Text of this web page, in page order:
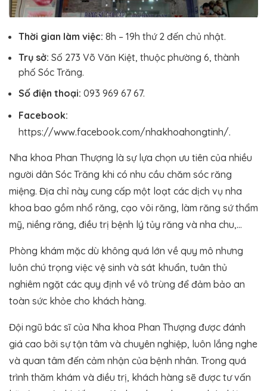
Thời gian làm việc: 8h – 19h thứ 2 đến chủ nhật.
Trụ sở: Số 273 Võ Văn Kiệt, thuộc phường 6, thành
phố Sóc Trăng.
Số điện thoại: 093 969 67 67.
Facebook:
https://www.facebook.com/nhakhoahongtinh/.
Nha khoa Phan Thượng là sự lựa chọn ưu tiên của nhiều
người dân Sóc Trăng khi có nhu cầu chăm sóc răng
miệng. Địa chỉ này cung cấp một loạt các dịch vụ nha
khoa bao gồm nhổ răng, cạo vôi răng, làm răng sứ thẩm
mỹ, niềng răng, điều trị bệnh lý tủy răng và nha chu,…
Phòng khám mặc dù không quá lớn về quy mô nhưng
luôn chú trọng việc vệ sinh và sát khuẩn, tuân thủ
nghiêm ngặt các quy định về vô trùng để đảm bảo an
toàn sức khỏe cho khách hàng.
Đội ngũ bác sĩ của Nha khoa Phan Thượng được đánh
giá cao bởi sự tận tâm và chuyên nghiệp, luôn lắng nghe
và quan tâm đến cảm nhận của bệnh nhân. Trong quá
trình thăm khám và điều trị, khách hàng sẽ được tư vấn